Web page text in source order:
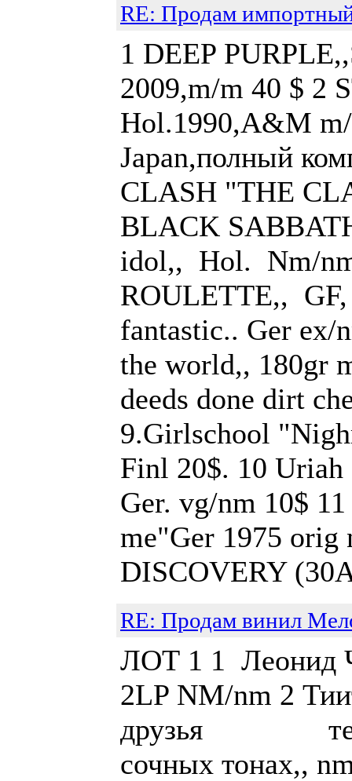
RE: Продам
1 DEEP
2009,m/m 40 $ 2
Hol.1990,A&M
Japan,полный
CLASH "THE
BLACK
idol,, Hol. Nm/
ROULETTE,,
fantastic.. Ger ex/
the world,, 180gr
deeds done dirt
9.Girlschool
Finl 20$. 10 Uriah
Ger. vg/nm 10$
me"Ger 1975 orig
DISCOVERY
RE: Продам винил
ЛОТ 1 1 Леонид
2LP NM/nm 2
друзья тех.
сочных